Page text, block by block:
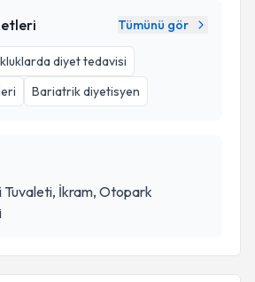
Tümünü gör
diyet tedavisi
Bariatrik diyetisyen
Tuvaleti, İkram, Otopark